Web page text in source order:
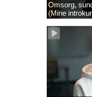
Omsorg,
(Mine